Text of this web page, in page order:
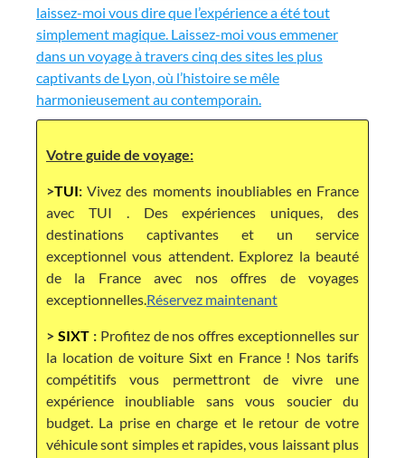
laissez-moi vous dire que l’expérience a été tout
simplement magique. Laissez-moi vous emmener
dans un voyage à travers cinq des sites les plus
captivants de Lyon, où l’histoire se mêle
harmonieusement au contemporain.
Votre guide de voyage:
>TUI: Vivez des moments inoubliables en France
avec TUI . Des expériences uniques, des
destinations captivantes et un service
exceptionnel vous attendent. Explorez la beauté
de la France avec nos offres de voyages
exceptionnelles.Réservez maintenant
> SIXT:Profitez de nos offres exceptionnelles sur
la location de voiture Sixt en France ! Nos tarifs
compétitifs vous permettront de vivre une
expérience inoubliable sans vous soucier du
budget. La prise en charge et le retour de votre
véhicule sont simples et rapides, vous laissant plus